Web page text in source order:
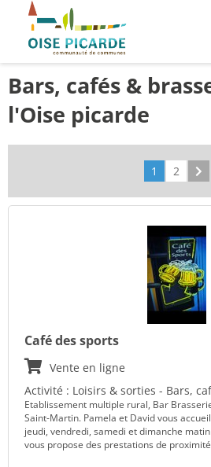
Bars, cafés &
l'Oise picarde
1 2
Café des sports
Vente en ligne
Activité : Loisirs & sorties - Bars,
Etablissement multiple rural, Bar
Saint-Martin. Pamela et David vous
jeudi, vendredi, samedi et dimanche
vous propose des prestations de